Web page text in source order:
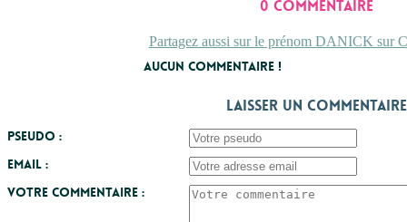
0 commentaire
Partagez aussi sur le prénom DANICK sur
Aucun commentaire !
Laisser un commentaire
Pseudo :
Email :
Votre commentaire :